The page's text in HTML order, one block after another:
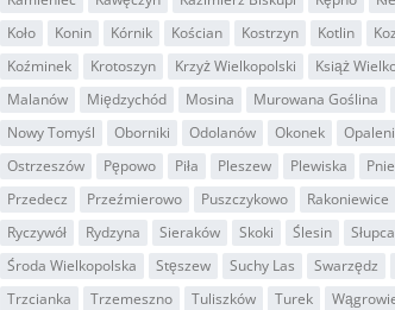
Koło
Konin Kórnik Kościan Kostrzyn Kotlin
Koźminek
Krotoszyn Krzyż Wielkopolski Książ
Malanów
Międzychód Mosina Murowana Goślina
Nowy Tomyśl
Oborniki Odolanów Okonek
Ostrzeszów
Pępowo Piła Pleszew Plewiska
Przedecz
Przeźmierowo Puszczykowo Rakoniewice
Ryczywół
Rydzyna Sieraków Skoki Ślesin Słupca
Środa Wielkopolska
Stęszew Suchy Las Swarzędz
Trzcianka
Trzemeszno Tuliszków Turek